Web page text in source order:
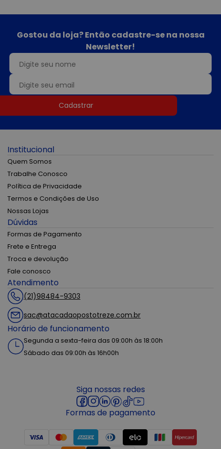
Gostou da loja? Então cadastre-se na nossa
Newsletter!
Cadastrar
Institucional
Quem Somos
Trabalhe Conosco
Política de Privacidade
Termos e Condições de Uso
Nossas Lojas
Dúvidas
Formas de Pagamento
Frete e Entrega
Troca e devolução
Fale conosco
Atendimento
(21)98484-9303
sac@atacadaopostotreze.com.br
Horário de funcionamento
Segunda a sexta-feira das 09:00h às 18:00h
Sábado das 09:00h às 16h00h
Siga nossas redes
Formas de pagamento